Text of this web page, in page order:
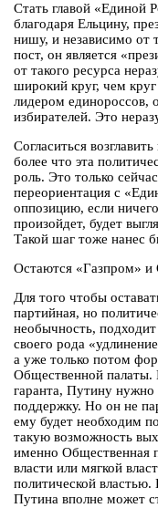
Стать главой «Единой
благодаря Ельцину,
нишу, и независимо от
пост, он является
от такого ресурса
широкий круг, чем
лидером единороссов,
избирателей. Это
Согласиться
более что эта
роль. Это только
переориентация с
оппозицию, если
произойдет, будет
Такой шаг тоже нанес
Остаются «Газпром» и
Для того чтобы
партийная, но
необычность,
своего рода
а уже только потом
Общественной палаты.
гаранта, Путину
поддержку. Но он не
ему будет необходим
такую возможность
именно Общественная
власти или мягкой
политической
Путина вполне может